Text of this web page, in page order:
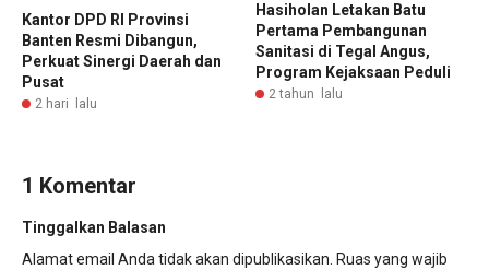
Kantor DPD RI Provinsi
Banten Resmi Dibangun,
Perkuat Sinergi Daerah dan
Pusat
2 hari lalu
Hasiholan Letakan Batu
Pertama Pembangunan
Sanitasi di Tegal Angus,
Program Kejaksaan Peduli
2 tahun lalu
1 Komentar
Tinggalkan Balasan
Alamat email Anda tidak akan dipublikasikan. Ruas yang wajib